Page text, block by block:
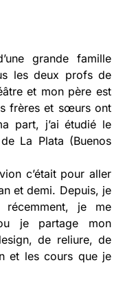
grande famille
les deux profs de
et mon père est
frères et sœurs ont
part, j’ai étudié le
La Plata (Buenos
c’était pour aller
et demi. Depuis, je
récemment, je me
je partage mon
de reliure, de
et les cours que je